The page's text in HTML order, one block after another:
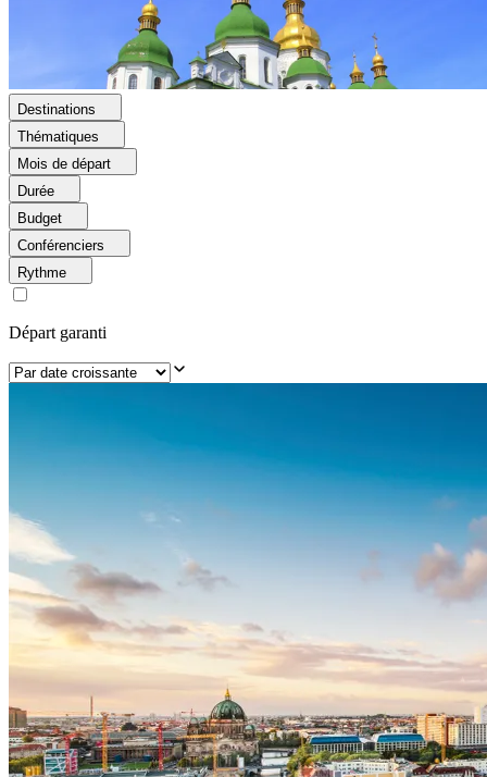
Destinations
Thématiques
Mois de départ
Durée
Budget
Conférenciers
Rythme
Départ garanti